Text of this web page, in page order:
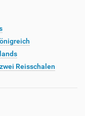
Reisschalen